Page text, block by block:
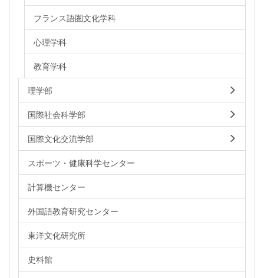
フランス語圏文化学科
心理学科
教育学科
理学部
国際社会科学部
国際文化交流学部
スポーツ・健康科学センター
計算機センター
外国語教育研究センター
東洋文化研究所
史料館